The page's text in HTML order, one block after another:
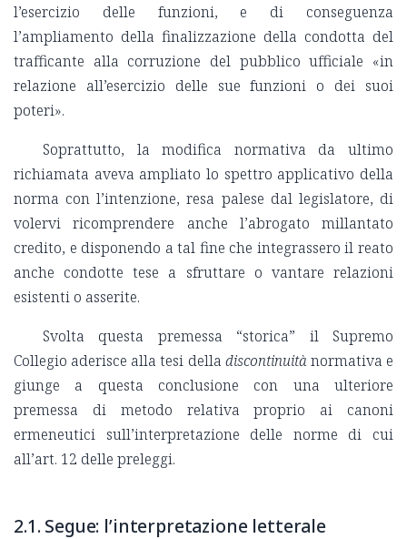
l’esercizio delle funzioni, e di conseguenza
l’ampliamento della finalizzazione della condotta del
trafficante alla corruzione del pubblico ufficiale «in
relazione all’esercizio delle sue funzioni o dei suoi
poteri».
Soprattutto, la modifica normativa da ultimo
richiamata aveva ampliato lo spettro applicativo della
norma con l’intenzione, resa palese dal legislatore, di
volervi ricomprendere anche l’abrogato millantato
credito, e disponendo a tal fine che integrassero il reato
anche condotte tese a sfruttare o vantare relazioni
esistenti o asserite.
Svolta questa premessa “storica” il Supremo
Collegio aderisce alla tesi della discontinuitànormativa e
giunge a questa conclusione con una ulteriore
premessa di metodo relativa proprio ai canoni
ermeneutici sull’interpretazione delle norme di cui
all’art. 12 delle preleggi.
2.1. Segue: l’interpretazione letterale